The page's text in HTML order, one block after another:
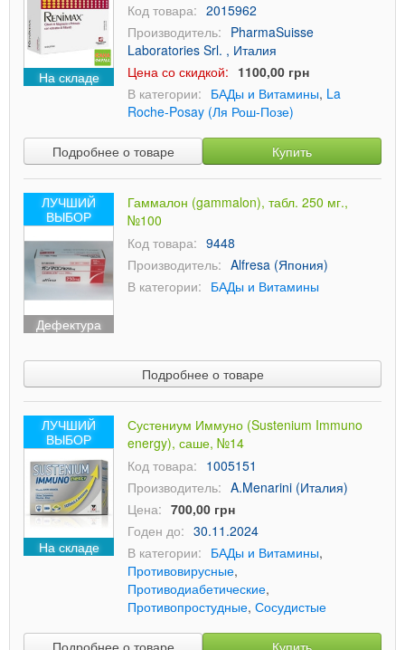
На складе
Код товара: 2015962
Производитель: PharmaSuisse
Laboratories Srl. , Италия
Цена со скидкой: 1100,00 грн
В категории: БАДы и Витамины, La
Roche-Posay (Ля Рош-Позе)
Подробнее о товаре Купить
ЛУЧШИЙ
ВЫБОР
Дефектура
Гаммалон (gammalon), табл. 250 мг.,
№100
Код товара: 9448
Производитель: Alfresa (Япония)
В категории: БАДы и Витамины
Подробнее о товаре
ЛУЧШИЙ
ВЫБОР
На складе
Сустениум Иммуно (Sustenium Immuno
energy), саше, №14
Код товара: 1005151
Производитель: A.Menarini (Италия)
Цена: 700,00 грн
Годен до: 30.11.2024
В категории: БАДы и Витамины,
Противовирусные,
Противодиабетические,
Противопростудные, Сосудистые
Подробнее о товаре Купить